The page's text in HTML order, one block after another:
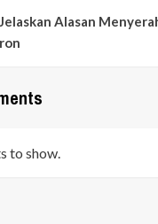
Alasan
to show.